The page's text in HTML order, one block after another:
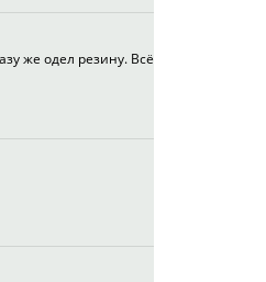
же одел резину. Всё